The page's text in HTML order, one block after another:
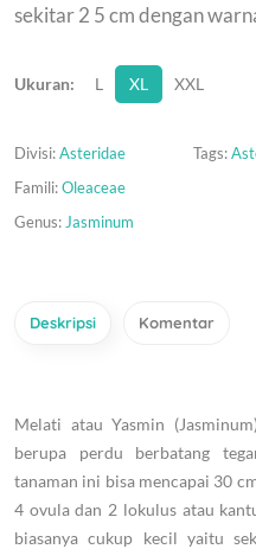
sekitar 2 5 cm dengan
Ukuran: L XL XXL
Divisi:Asteridae
Famili:Oleaceae
Genus: Jasminum
Tags:
Deskripsi Komentar
Melati atau Yasmin
berupa perdu berbatang
tanaman ini bisa mencapai 30
4 ovula dan 2 lokulus atau
biasanya cukup kecil yaitu